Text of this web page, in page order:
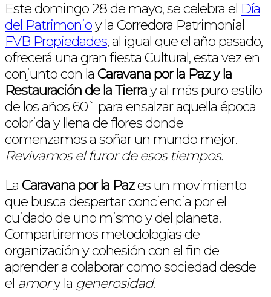
Este domingo 28 de mayo, se celebra el Día
del Patrimonioy la Corredora Patrimonial
FVB Propiedades, al igual que el año pasado,
ofrecerá una gran fiesta Cultural, esta vez en
conjunto con la Caravana por la Paz y la
Restauración de la Tierray al más puro estilo
de los años 60` para ensalzar aquella época
colorida y llena de flores donde
comenzamos a soñar un mundo mejor.
Revivamos el furor de esos tiempos.
La Caravana por la Pazes un movimiento
que busca despertar conciencia por el
cuidado de uno mismo y del planeta.
Compartiremos metodologías de
organización y cohesión con el fin de
aprender a colaborar como sociedad desde
el amory la generosidad.